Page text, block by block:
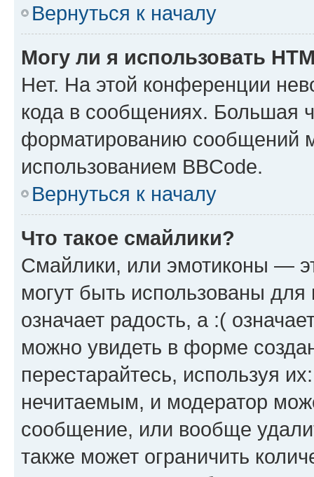
Вернуться к началу
Могу ли я использовать
Нет. На этой конференции
кода в сообщениях. Большая
форматированию сообщений
использованием BBCode.
Вернуться к началу
Что такое смайлики?
Смайлики, или эмотиконы —
могут быть использованы
означает радость, а :(
можно увидеть в форме
перестарайтесь, используя
нечитаемым, и модератор
сообщение, или вообще
также может ограничить